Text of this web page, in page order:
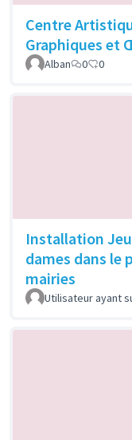
Centre
Graphiques et
Alban 0 0
Installation
dames dans le
mairies
Utilisateur ayant